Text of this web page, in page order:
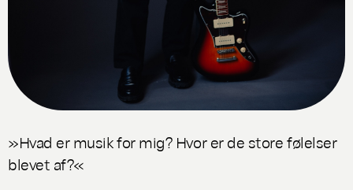
»Hvad er musik for mig? Hvor er de store følelser
blevet af?«